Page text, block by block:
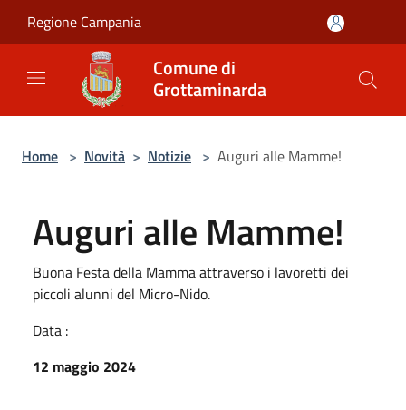
Regione Campania
Comune di
Grottaminarda
Home > Novità > Notizie > Auguri alle Mamme!
Auguri alle Mamme!
Buona Festa della Mamma attraverso i lavoretti dei
piccoli alunni del Micro-Nido.
Data :
12 maggio 2024